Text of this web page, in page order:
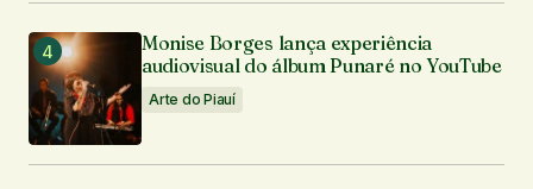
Monise Borges lança experiência
audiovisual do álbum Punaré no YouTube
Arte do Piauí